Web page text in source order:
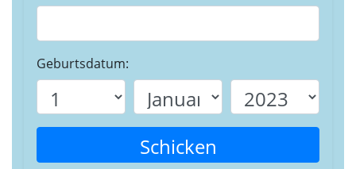
Geburtsdatum:
Schicken